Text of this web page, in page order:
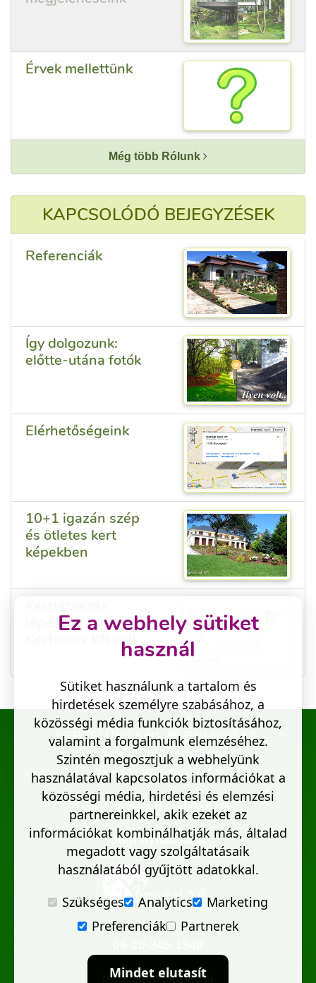
Érvek mellettünk
Még több Rólunk
KAPCSOLÓDÓ BEJEGYZÉSEK
Referenciák
Így dolgozunk:
előtte-utána fotók
Elérhetőségeink
10+1 igazán szép
és ötletes kert
képekben
lépései a
Kertelünk Kft-nél
KERTELÜNK Kert- és Parképítő Kft.
Székhely: 1062 Budapest
Székely Bertalan u. 14.
Adatvédelmi nyilatkozat
Jogi nyilatkozat
info@kertelunk.hu
Ez a webhely sütiket
használ
Sütiket használunk a tartalom és
hirdetések személyre szabásához, a
közösségi média funkciók biztosításához,
valamint a forgalmunk elemzéséhez.
Szintén megosztjuk a webhelyünk
használatával kapcsolatos információkat a
közösségi média, hirdetési és elemzési
partnereinkkel, akik ezeket az
információkat kombinálhatják más, általad
megadott vagy szolgáltatásaik
használatából gyűjtött adatokkal.
Szükséges
Analytics
Marketing
Preferenciák
Partnerek
Mindet elutasít